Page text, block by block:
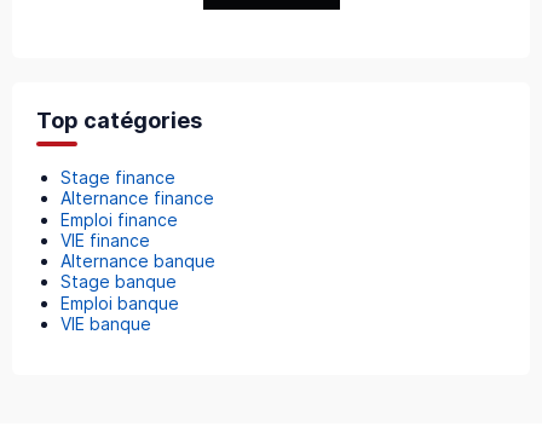
Top catégories
Stage finance
Alternance finance
Emploi finance
VIE finance
Alternance banque
Stage banque
Emploi banque
VIE banque